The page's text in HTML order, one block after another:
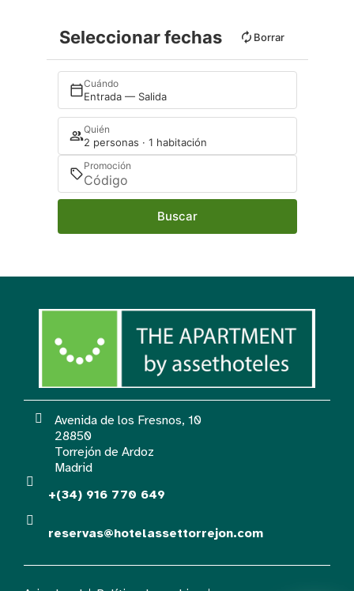
Seleccionar fechas Borrar
Cuándo
Entrada — Salida
Quién
2 personas · 1 habitación
Promoción
Buscar
Avenida de los Fresnos, 10
28850
Torrejón de Ardoz
Madrid
+(34) 916 770 649
reservas@hotelassettorrejon.com